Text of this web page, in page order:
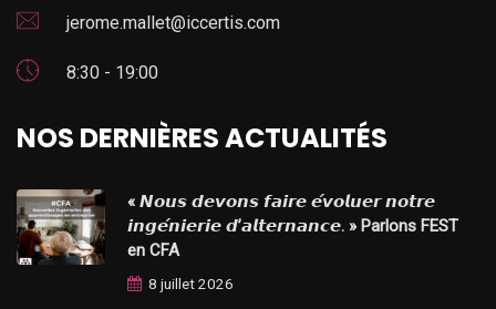
jerome.mallet@iccertis.com
8:30 - 19:00
NOS DERNIÈRES ACTUALITÉS
« 𝙉𝙤𝙪𝙨 𝙙𝙚𝙫𝙤𝙣𝙨 𝙛𝙖𝙞𝙧𝙚 𝙚́𝙫𝙤𝙡𝙪𝙚𝙧 𝙣𝙤𝙩𝙧𝙚
𝙞𝙣𝙜𝙚́𝙣𝙞𝙚𝙧𝙞𝙚 𝙙’𝙖𝙡𝙩𝙚𝙧𝙣𝙖𝙣𝙘𝙚. » Parlons FEST
en CFA
8 juillet 2026